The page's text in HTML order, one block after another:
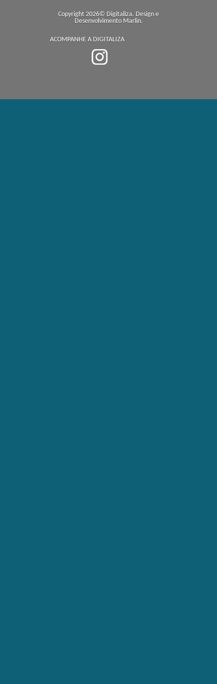
Copyright 2026© Digitaliza. Design e
Desenvolvimento Marlin.
ACOMPANHE A DIGITALIZA